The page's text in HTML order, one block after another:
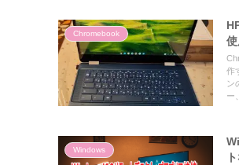
Chromebook
使
作
ン
ー
Windows